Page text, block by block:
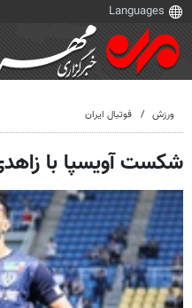
ورزش فوتبال ایران
شکست آویسپا با